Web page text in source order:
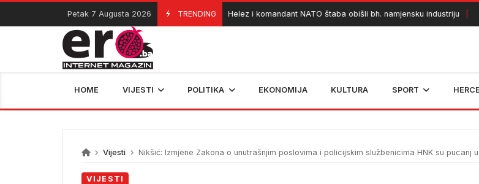
Skip
content
Petak 7 Augusta 2026 TRENDING
06/08/2026 Helez i komandant NATO štaba obišli bh. namjensku industriju 06/
HOME VIJESTI POLITIKA EKONOMIJA KULTURA SPORT
Vijesti Nikšić: Izmjene Zakona o unutrašnjim poslovima i policijskim službenicima HNK su pucanj u
VIJESTI